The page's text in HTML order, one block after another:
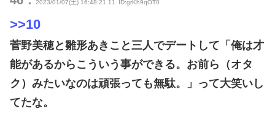
2023/01/07(土) 16:48:21.11 ID:grKh9qOT0
>>10
菅野美穂と雛形あきこと三人でデートして「俺は才
能があるからこういう事ができる。お前ら（オタ
ク）みたいなのは頑張っても無駄。」って大笑いし
てたな。